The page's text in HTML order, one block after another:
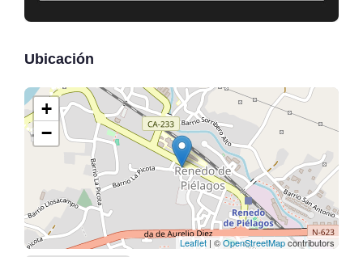
Ubicación
+
−
Leaflet| ©OpenStreetMapcontributors